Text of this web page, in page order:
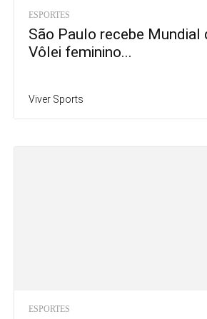
ESPORTES
São Paulo recebe Mundial
Vôlei feminino...
Viver Sports
ESPORTES